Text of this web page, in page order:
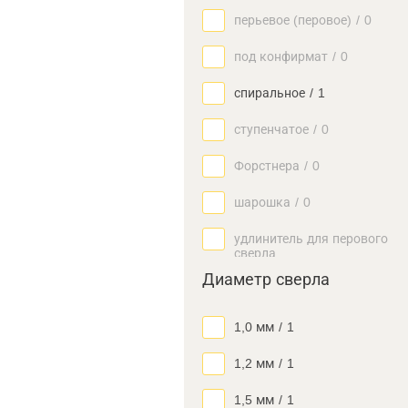
перьевое (перовое) / 0
под конфирмат / 0
спиральное / 1
ступенчатое / 0
Форстнера / 0
шарошка / 0
удлинитель для перового
сверла
Диаметр сверла
1,0 мм / 1
1,2 мм / 1
1,5 мм / 1